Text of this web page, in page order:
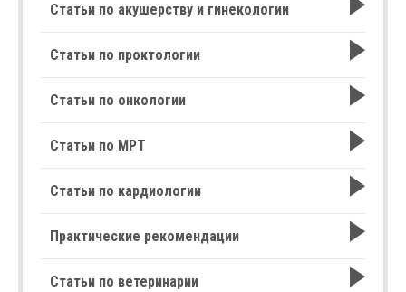
Статьи по акушерству и гинекологии
Статьи по проктологии
Статьи по онкологии
Статьи по МРТ
Статьи по кардиологии
Практические рекомендации
Статьи по ветеринарии